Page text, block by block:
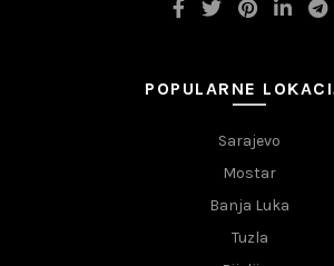
POPULARNE
Sarajevo
Mostar
Banja Luka
Tuzla